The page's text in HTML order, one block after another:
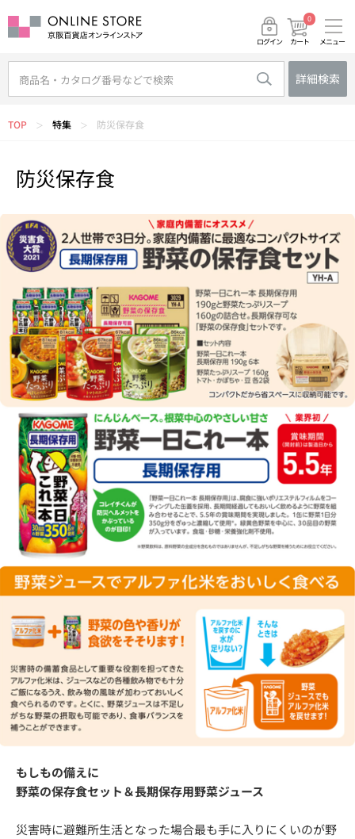
ログイン カート
0
メニュー
詳細検索
TOP ＞ 特集 ＞ 防災保存食
防災保存食
もしもの備えに
野菜の保存食セット＆長期保存用野菜ジュース
災害時に避難所生活となった場合最も手に入りにくいのが野